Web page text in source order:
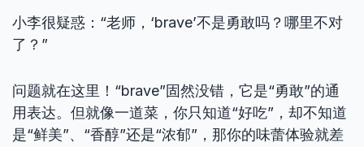
小李很疑惑：“老师，‘brave’不是勇敢吗？哪里不对
了？”
问题就在这里！“brave”固然没错，它是“勇敢”的通
用表达。但就像一道菜，你只知道“好吃”，却不知道
是“鲜美”、“香醇”还是“浓郁”，那你的味蕾体验就差